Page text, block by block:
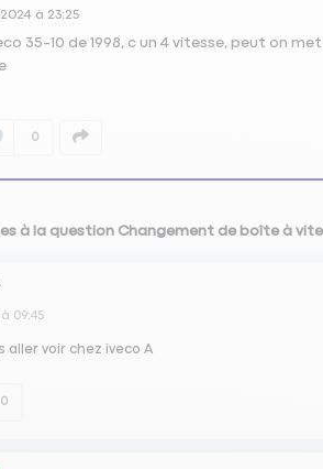
à 23:25
35-10 de 1998, c un 4 vitesse, peut on
0
à la question Changement de boîte à
à 09:45
aller voir chez iveco A
0